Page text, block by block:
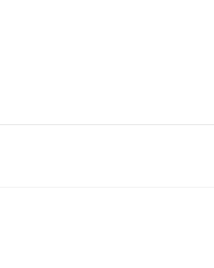
na zasklenú loggiu, kde
veľkým úložným